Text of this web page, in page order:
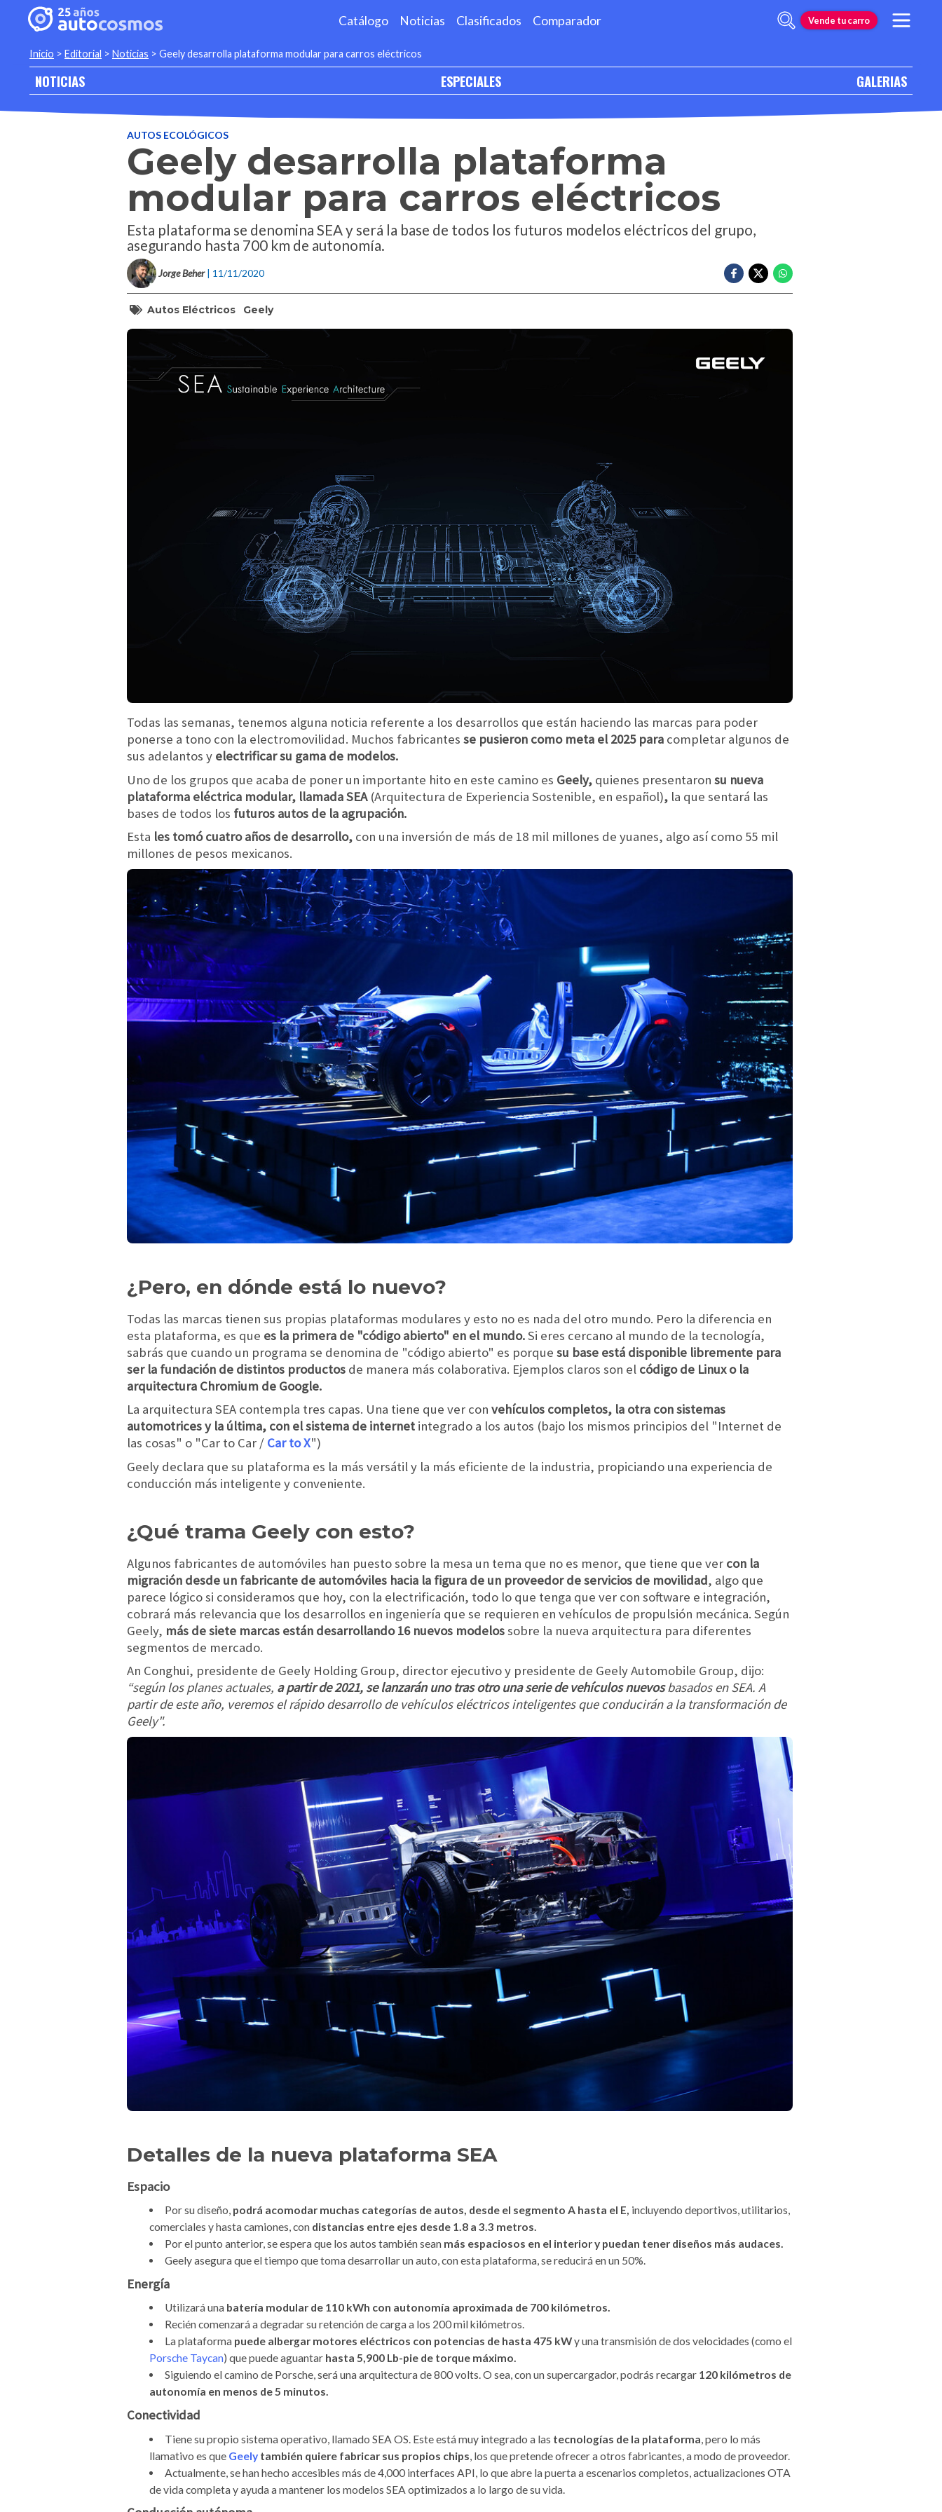
Catálogo Noticias Clasificados Comparador Vende tu carro
Inicio > Editorial > Noticias > Geely desarrolla plataforma modular para carros eléctricos
NOTICIAS ESPECIALES GALERIAS
AUTOS ECOLÓGICOS
Geely desarrolla plataforma
modular para carros eléctricos
Esta plataforma se denomina SEA y será la base de todos los futuros modelos eléctricos del grupo,
asegurando hasta 700 km de autonomía.
Jorge Beher | 11/11/2020
Autos Eléctricos Geely
Todas las semanas, tenemos alguna noticia referente a los desarrollos que están haciendo las marcas para poder
ponerse a tono con la electromovilidad. Muchos fabricantes se pusieron como meta el 2025 para completar algunos de
sus adelantos y electrificar su gama de modelos.
Uno de los grupos que acaba de poner un importante hito en este camino es Geely, quienes presentaron su nueva
plataforma eléctrica modular, llamada SEA (Arquitectura de Experiencia Sostenible, en español), la que sentará las
bases de todos los futuros autos de la agrupación.
Esta les tomó cuatro años de desarrollo, con una inversión de más de 18 mil millones de yuanes, algo así como 55 mil
millones de pesos mexicanos.
¿Pero, en dónde está lo nuevo?
Todas las marcas tienen sus propias plataformas modulares y esto no es nada del otro mundo. Pero la diferencia en
esta plataforma, es que es la primera de "código abierto" en el mundo.Si eres cercano al mundo de la tecnología,
sabrás que cuando un programa se denomina de "código abierto" es porque su base está disponible libremente para
ser la fundación de distintos productos de manera más colaborativa. Ejemplos claros son el código de Linux o la
arquitectura Chromium de Google.
La arquitectura SEA contempla tres capas. Una tiene que ver con vehículos completos, la otra con sistemas
automotrices y la última, con el sistema de internet integrado a los autos (bajo los mismos principios del "Internet de
las cosas" o "Car to Car / Car to X")
Geely declara que su plataforma es la más versátil y la más eficiente de la industria, propiciando una experiencia de
conducción más inteligente y conveniente.
¿Qué trama Geely con esto?
Algunos fabricantes de automóviles han puesto sobre la mesa un tema que no es menor, que tiene que ver con la
migración desde un fabricante de automóviles hacia la figura de un proveedor de servicios de movilidad, algo que
parece lógico si consideramos que hoy, con la electrificación, todo lo que tenga que ver con software e integración,
cobrará más relevancia que los desarrollos en ingeniería que se requieren en vehículos de propulsión mecánica. Según
Geely, más de siete marcas están desarrollando 16 nuevos modelossobre la nueva arquitectura para diferentes
segmentos de mercado.
An Conghui, presidente de Geely Holding Group, director ejecutivo y presidente de Geely Automobile Group, dijo:
“según los planes actuales, a partir de 2021, se lanzarán uno tras otro una serie de vehículos nuevosbasados ​​en SEA. A
partir de este año, veremos el rápido desarrollo de vehículos eléctricos inteligentes que conducirán a la transformación de
Geely".
Detalles de la nueva plataforma SEA
Espacio
Por su diseño, podrá acomodar muchas categorías de autos, desde el segmento A hasta el E, incluyendo deportivos, utilitarios,
comerciales y hasta camiones, con distancias entre ejes desde 1.8 a 3.3 metros.
Por el punto anterior, se espera que los autos también sean más espaciosos en el interior y puedan tener diseños más audaces.
Geely asegura que el tiempo que toma desarrollar un auto, con esta plataforma, se reducirá en un 50%.
Energía
Utilizará una batería modular de 110 kWh con autonomía aproximada de 700 kilómetros.
Recién comenzará a degradar su retención de carga a los 200 mil kilómetros.
La plataforma puede albergar motores eléctricos con potencias de hasta 475 kWy una transmisión de dos velocidades (como el
Porsche Taycan) que puede aguantar hasta 5,900 Lb-pie de torque máximo.
Siguiendo el camino de Porsche, será una arquitectura de 800 volts. O sea, con un supercargador, podrás recargar 120 kilómetros de
autonomía en menos de 5 minutos.
Conectividad
Tiene su propio sistema operativo, llamado SEA OS. Este está muy integrado a las tecnologías de la plataforma, pero lo más
llamativo es que Geely también quiere fabricar sus propios chips, los que pretende ofrecer a otros fabricantes, a modo de proveedor.
Actualmente, se han hecho accesibles más de 4,000 interfaces API, lo que abre la puerta a escenarios completos, actualizaciones OTA
de vida completa y ayuda a mantener los modelos SEA optimizados a lo largo de su vida.